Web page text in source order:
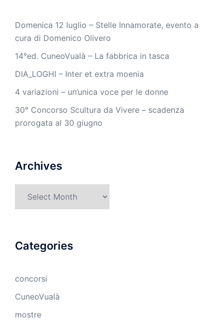
Domenica 12 luglio – Stelle Innamorate, evento a
cura di Domenico Olivero
14°ed. CuneoVualà – La fabbrica in tasca
DIA_LOGHI – Inter et extra moenia
4 variazioni – un’unica voce per le donne
30° Concorso Scultura da Vivere – scadenza
prorogata al 30 giugno
Archives
Categories
concorsi
CuneoVualà
mostre